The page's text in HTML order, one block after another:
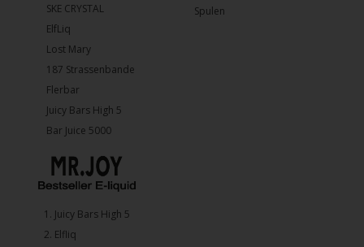
Spulen
SKE CRYSTAL
ElfLiq
Lost Mary
187 Strassenbande
Flerbar
Juicy Bars High 5
Bar Juice 5000
1.⁠ ⁠Juicy Bars High 5
2.⁠ ⁠⁠Elfliq